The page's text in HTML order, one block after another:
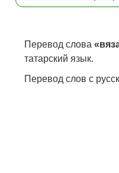
Перевод слова
татарский язык.
Перевод слов с